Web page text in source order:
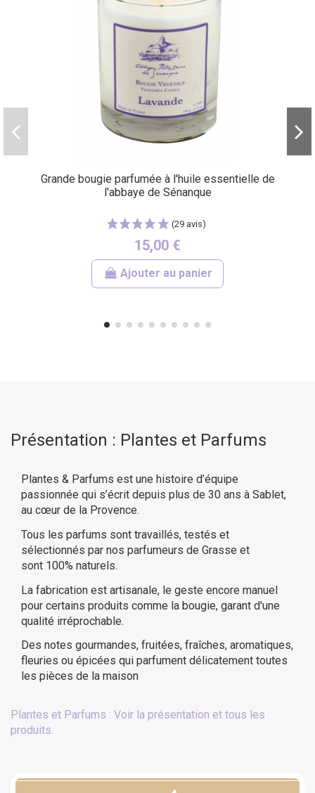
(5 avis)
Grande bougie parfumée à l'huile essentielle de
l'abbaye de Sénanque
15,00 €
Ajouter au panier
Présentation : Plantes et Parfums
Plantes & Parfums est une histoire d’équipe
passionnée qui s’écrit depuis plus de 30 ans à Sablet,
au cœur de la Provence.
Tous les parfums sont travaillés, testés et
sélectionnés par nos parfumeurs de Grasse et
sont 100% naturels.
La fabrication est artisanale, le geste encore manuel
pour certains produits comme la bougie, garant d'une
qualité irréprochable.
Des notes gourmandes, fruitées, fraîches, aromatiques,
fleuries ou épicées qui parfument délicatement toutes
les pièces de la maison
Plantes et Parfums : Voir la présentation et tous les
produits.